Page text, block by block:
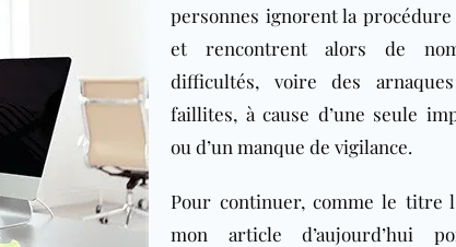
personnes ignorent la
et rencontrent alors de
difficultés, voire des
faillites, à cause d’une seule
ou d’un manque de vigilance.
Pour continuer, comme le titre
mon article d’aujourd’hui